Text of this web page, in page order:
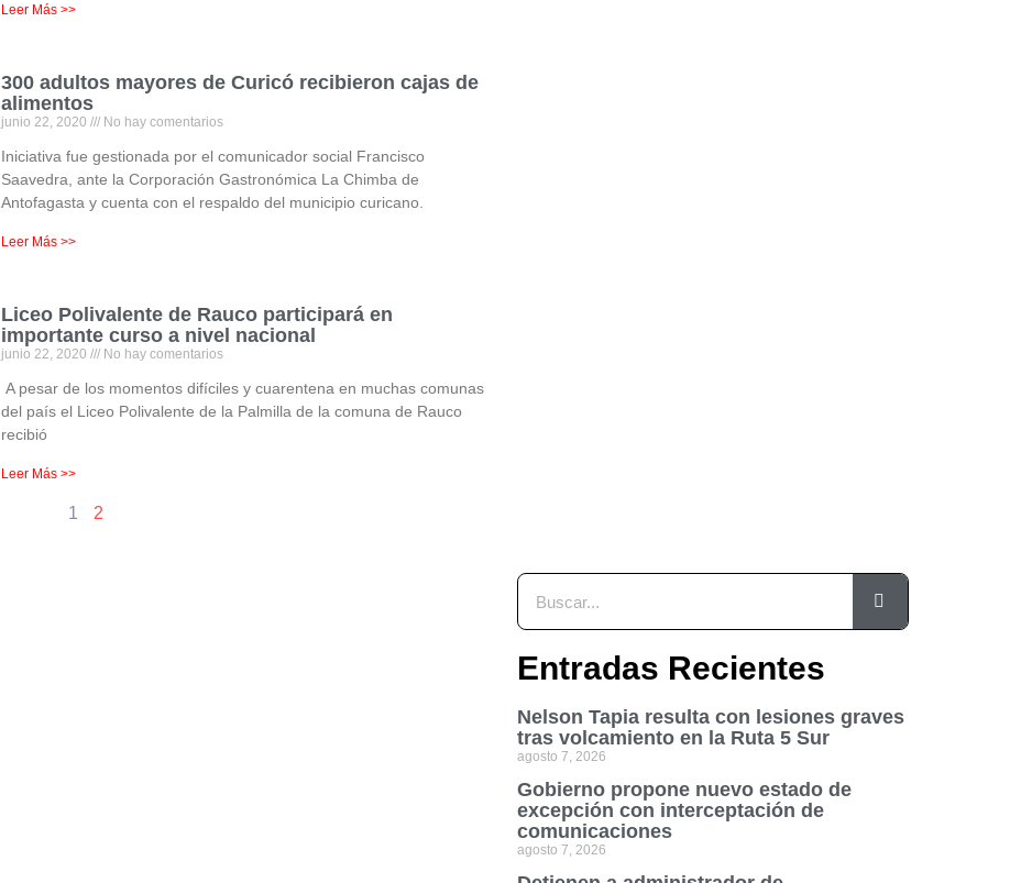
Leer Más >>
300 adultos mayores de Curicó recibieron cajas de
alimentos
junio 22, 2020 No hay comentarios
Iniciativa fue gestionada por el comunicador social Francisco
Saavedra, ante la Corporación Gastronómica La Chimba de
Antofagasta y cuenta con el respaldo del municipio curicano.
Leer Más >>
Liceo Polivalente de Rauco participará en
importante curso a nivel nacional
junio 22, 2020 No hay comentarios
A pesar de los momentos difíciles y cuarentena en muchas comunas
del país el Liceo Polivalente de la Palmilla de la comuna de Rauco
recibió
Leer Más >>
1 2
Entradas Recientes
Nelson Tapia resulta con lesiones graves
tras volcamiento en la Ruta 5 Sur
agosto 7, 2026
Gobierno propone nuevo estado de
excepción con interceptación de
comunicaciones
agosto 7, 2026